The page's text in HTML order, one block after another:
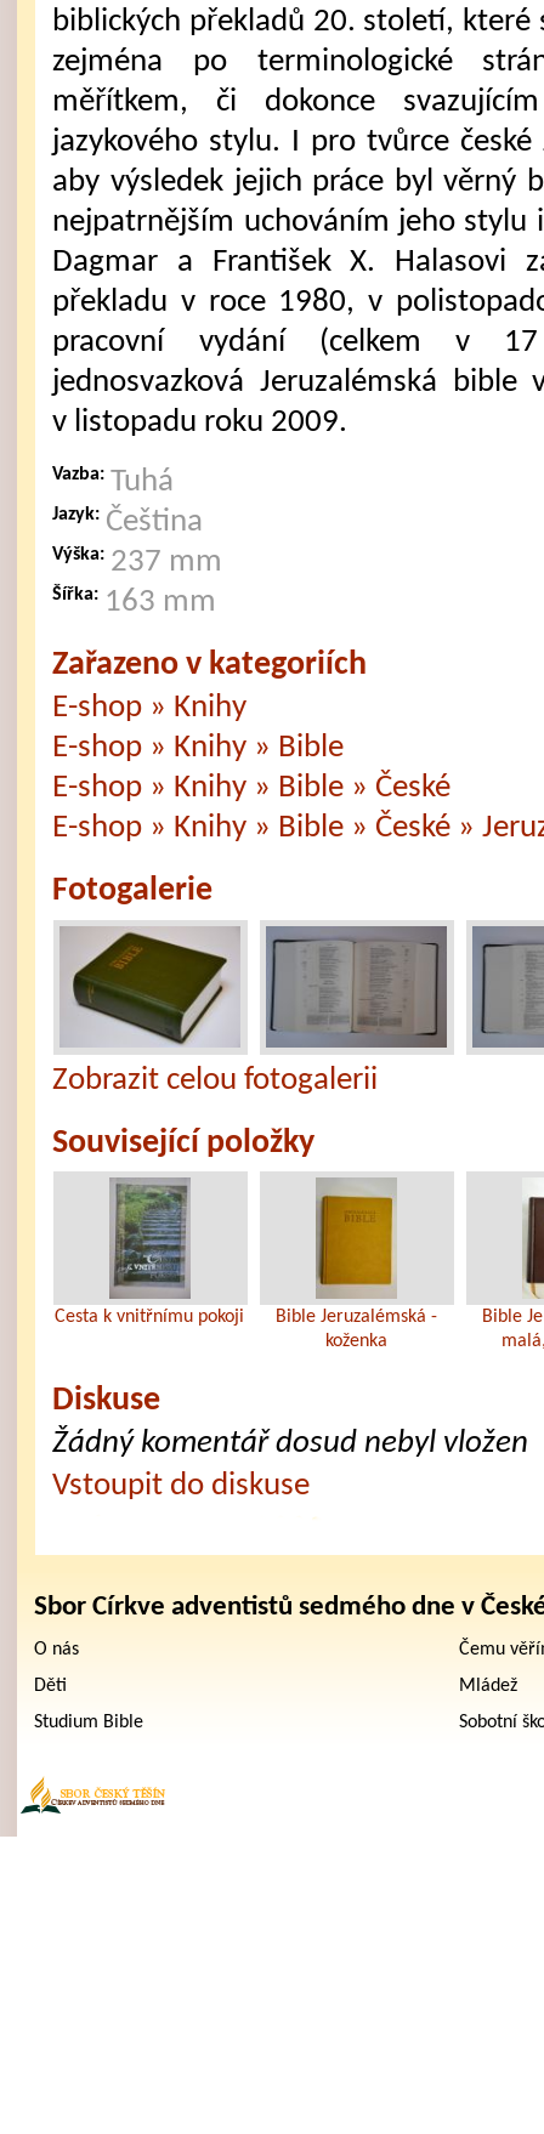
biblických překladů 20. století, které
zejména po terminologické
měřítkem, či dokonce
jazykového stylu. I pro tvůrce
aby výsledek jejich práce byl věrný
nejpatrnějším uchováním jeho stylu
Dagmar a František X. Halasovi
překladu v roce 1980, v
pracovní vydání (celkem v 17
jednosvazková Jeruzalémská bible
v listopadu roku 2009.
Vazba: Tuhá
Jazyk: Čeština
Výška: 237 mm
Šířka: 163 mm
Zařazeno v kategoriích
E-shop » Knihy
E-shop » Knihy » Bible
E-shop » Knihy » Bible » České
E-shop » Knihy » Bible » České »
Fotogalerie
Zobrazit celou fotogalerii
Související položky
Cesta k vnitřnímu pokoji
Bible Jeruzalémská -
koženka
Bible
Diskuse
Žádný komentář dosud nebyl vložen
Vstoupit do diskuse
Sbor Církve adventistů sedmého dne v
O nás
Čemu
Děti
Mládež
Studium Bible
Sobotní